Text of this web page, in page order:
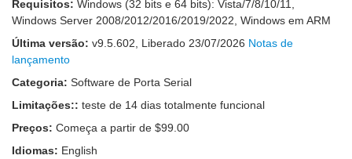
Requisitos: Windows (32 bits e 64 bits): Vista/7/8/10/11,
Windows Server 2008/2012/2016/2019/2022, Windows em ARM
Última versão: v9.5.602 , Liberado 23/07/2026 Notas de
lançamento
Categoria: Software de Porta Serial
Limitações:: teste de 14 dias totalmente funcional
Preços: Começa a partir de $99.00
Idiomas: English